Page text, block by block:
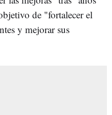
de "fortalecer el
y mejorar sus